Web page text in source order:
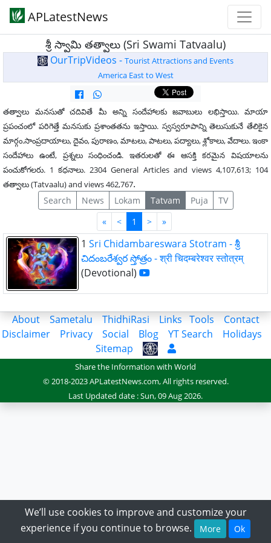
APLatestNews
శ్రీ స్వామి తత్వాలు (Sri Swami Tatvaalu)
OurTripVideos - Tourist Attractions and Events
America East to West
తత్వాలు మనసుతో చదివితే మీ అన్ని సందేహాలకు జవాబులు లభిస్తాయి. మాయా
ప్రపంచంలో పరిగెత్తే మనసుకు ప్రశాంతతను ఇస్తాయి. స్వస్వరూపాన్ని తెలుసుకునే తేలికైన
మార్గం.సాంప్రదాయాలు, దైవం, పురాణం, మాటలు, పాటలు, పద్యాలు, శ్లోకాలు, వేదాలు. ఇంకా
సందేహాలు ఉంటే, ప్రశ్నలు సంధించండి. ఇతరులతో ఈ ఆసక్తి కరమైన విషయాలను
పంచుకోగలరు. 1 కధనాలు. 2304 General Articles and views 4,107,613; 104
తత్వాలు (Tatvaalu) and views 462,767.
Search News Lokam Tatvam Puja
TV
«First
< 1 > »Last
1 Sri Chidambareswara Stotram - శ్రీ
చిదంబరేశ్వర స్తోత్రం - श्री चिदम्बरेश्वर स्तोत्रम्
(Devotional)
About Sametalu ThidhiRasi Links Tools
Contact
Disclaimer
Privacy Social Blog YT Search
Holidays
Sitemap
Share the Information with World
© 2018-2023 APLatestNews.com, All rights reserved.
Last Updated date : Sun, 09 Aug 2026.
We’ll use cookies to improve and customize your
experience if you continue to browse.
More Ok